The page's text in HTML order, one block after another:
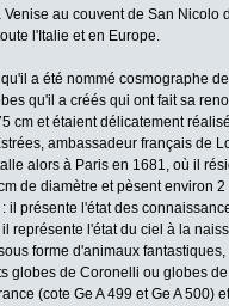
Venise au couvent de San Nicolo
l'Italie et en Europe.
a été nommé cosmographe
qu'il a créés qui ont fait sa
cm et étaient délicatement
ambassadeur français de
alors à Paris en 1681, où il
de diamètre et pèsent environ
il présente l'état des
représente l'état du ciel à la
forme d'animaux
globes de Coronelli ou globes
(cote Ge A 499 et Ge A